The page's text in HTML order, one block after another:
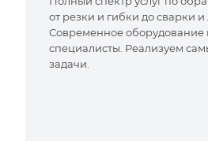
от резки и гибки до сварки
Современное оборудование
специалисты. Реализуем
задачи.